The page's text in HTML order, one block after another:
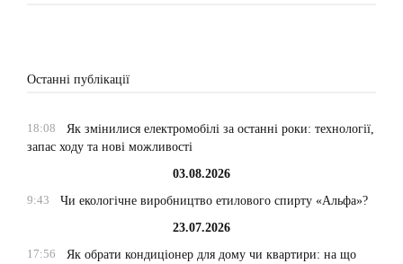
Останні публікації
18:08
Як змінилися електромобілі за останні роки: технології,
запас ходу та нові можливості
03.08.2026
9:43
Чи екологічне виробництво етилового спирту «Альфа»?
23.07.2026
17:56
Як обрати кондиціонер для дому чи квартири: на що